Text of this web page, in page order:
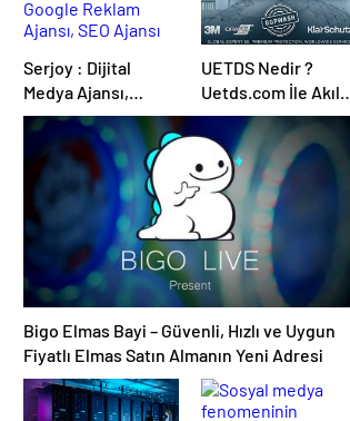
Serjoy : Dijital
Medya Ajansı,
Google Reklam
Ajansı, SEO Ajansı
ve Web Tasarım
Ajansı
UETDS Nedir ?
Uetds.com İle Akıllı
Dijital Taşımacılık
Yazılımı
Bigo Elmas Bayi – Güvenli, Hızlı ve Uygun
Fiyatlı Elmas Satın Almanın Yeni Adresi